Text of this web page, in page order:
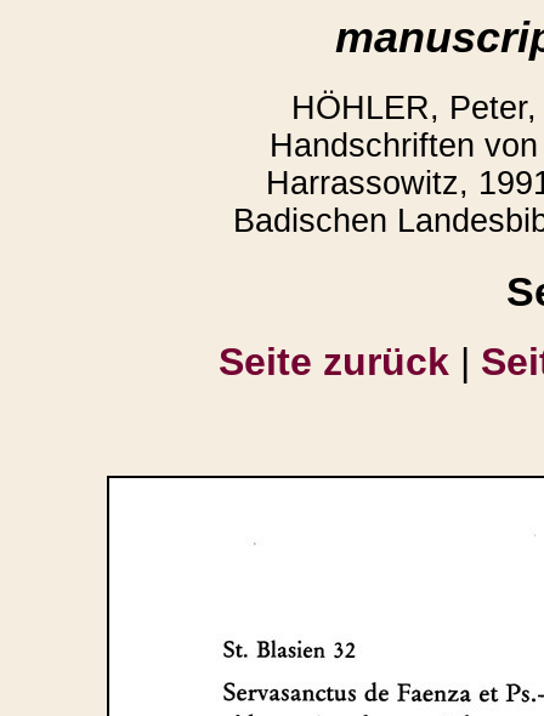
HÖHLER,
Handschriften
Harrassowitz,
Badischen
Seite zurück |